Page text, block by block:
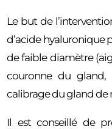
Le but de
d’acide hyaluronique
de faible diamètre
couronne du
calibrage du gland de
Il est conseillé de